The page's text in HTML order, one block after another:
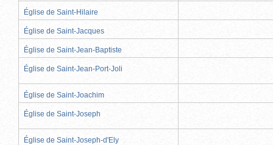
Église de Saint-Hilaire
Église de Saint-Jacques
Église de Saint-Jean-Baptiste
Église de Saint-Jean-Port-Joli
Église de Saint-Joachim
Église de Saint-Joseph
Église de Saint-Joseph-d'Ely